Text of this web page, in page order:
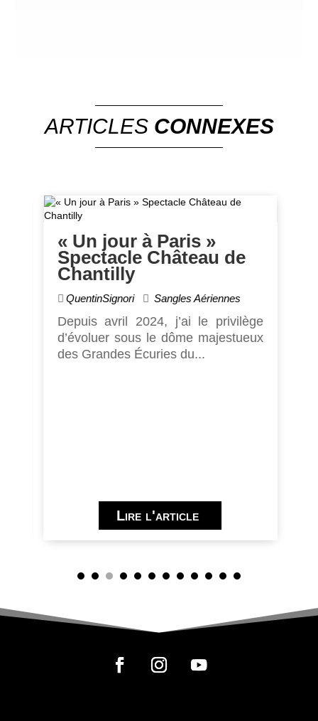
ARTICLES CONNEXES
« Un jour à Paris »
Spectacle Château de
Chantilly
QuentinSignori Sangles Aériennes
Depuis avril 2024, j’ai le privilège
d’évoluer sous le dôme majestueux
des Grandes Écuries du...
Lire l'article